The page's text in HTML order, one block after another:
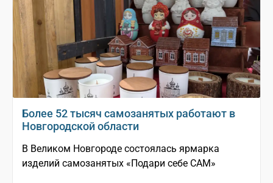
Более 52 тысяч самозанятых работают в
Новгородской области
В Великом Новгороде состоялась ярмарка
изделий самозанятых «Подари себе САМ»